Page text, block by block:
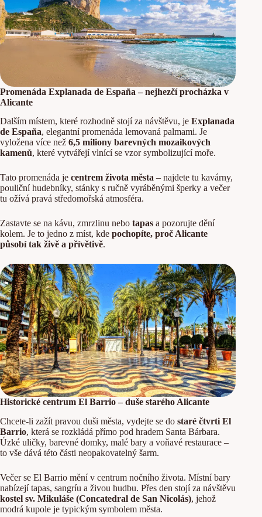
Promenáda Explanada de España – nejhezčí procházka v
Alicante
Dalším místem, které rozhodně stojí za návštěvu, je Explanada
de España, elegantní promenáda lemovaná palmami. Je
vyložena více než 6,5 miliony barevných mozaikových
kamenů, které vytvářejí vlnící se vzor symbolizující moře.
Tato promenáda je centrem života města – najdete tu kavárny,
pouliční hudebníky, stánky s ručně vyráběnými šperky a večer
tu ožívá pravá středomořská atmosféra.
Zastavte se na kávu, zmrzlinu nebo tapas a pozorujte dění
kolem. Je to jedno z míst, kde pochopíte, proč Alicante
působí tak živě a přívětivě.
Historické centrum El Barrio – duše starého Alicante
Chcete-li zažít pravou duši města, vydejte se do staré čtvrti El
Barrio, která se rozkládá přímo pod hradem Santa Bárbara.
Úzké uličky, barevné domky, malé bary a voňavé restaurace –
to vše dává této části neopakovatelný šarm.
Večer se El Barrio mění v centrum nočního života. Místní bary
nabízejí tapas, sangríu a živou hudbu. Přes den stojí za návštěvu
kostel sv. Mikuláše (Concatedral de San Nicolás), jehož
modrá kupole je typickým symbolem města.